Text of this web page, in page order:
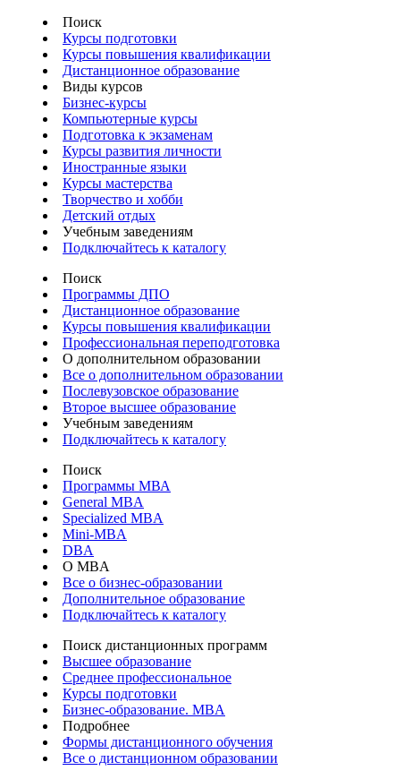
Поиск
Курсы подготовки
Курсы повышения квалификации
Дистанционное образование
Виды курсов
Бизнес-курсы
Компьютерные курсы
Подготовка к экзаменам
Курсы развития личности
Иностранные языки
Курсы мастерства
Творчество и хобби
Детский отдых
Учебным заведениям
Подключайтесь к каталогу
Поиск
Программы ДПО
Дистанционное образование
Курсы повышения квалификации
Профессиональная переподготовка
О дополнительном образовании
Все о дополнительном образовании
Послевузовское образование
Второе высшее образование
Учебным заведениям
Подключайтесь к каталогу
Поиск
Программы МВА
General MBA
Specialized MBA
Mini-MBA
DBA
О MBA
Все о бизнес-образовании
Дополнительное образование
Подключайтесь к каталогу
Поиск дистанционных программ
Высшее образование
Среднее профессиональное
Курсы подготовки
Бизнес-образование. MBA
Подробнее
Формы дистанционного обучения
Все о дистанционном образовании